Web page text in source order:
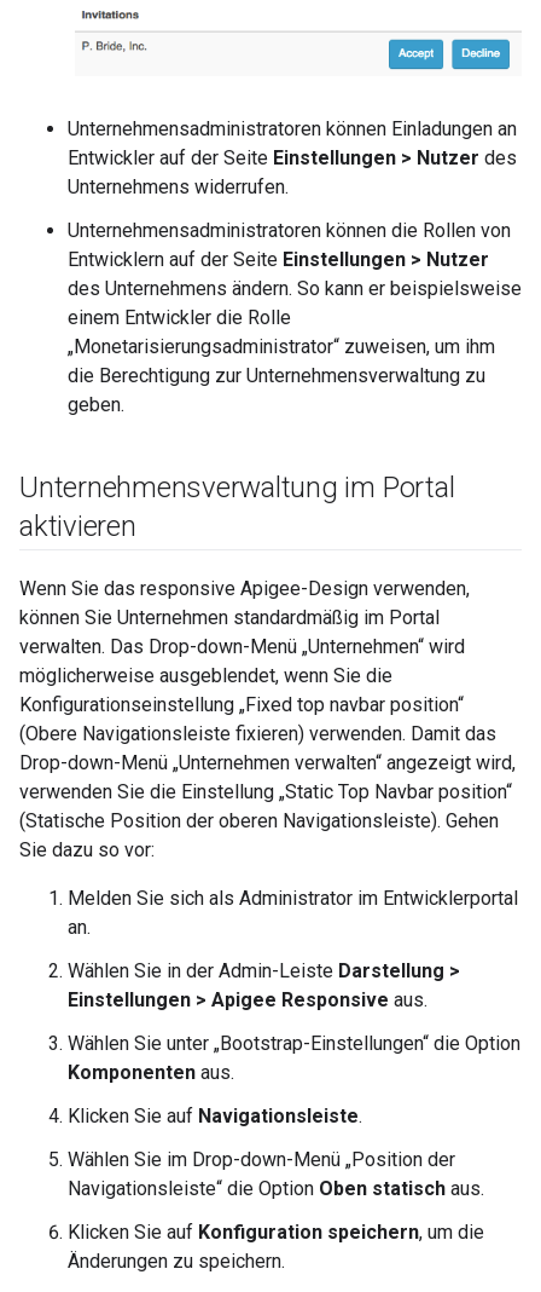
Unternehmensadministratoren können Einladungen an
Entwickler auf der Seite Einstellungen > Nutzer des
Unternehmens widerrufen.
Unternehmensadministratoren können die Rollen von
Entwicklern auf der Seite Einstellungen > Nutzer
des Unternehmens ändern. So kann er beispielsweise
einem Entwickler die Rolle
„Monetarisierungsadministrator“ zuweisen, um ihm
die Berechtigung zur Unternehmensverwaltung zu
geben.
Unternehmensverwaltung im Portal
aktivieren
Wenn Sie das responsive Apigee-Design verwenden,
können Sie Unternehmen standardmäßig im Portal
verwalten. Das Drop-down-Menü „Unternehmen“ wird
möglicherweise ausgeblendet, wenn Sie die
Konfigurationseinstellung „Fixed top navbar position“
(Obere Navigationsleiste fixieren) verwenden. Damit das
Drop-down-Menü „Unternehmen verwalten“ angezeigt wird,
verwenden Sie die Einstellung „Static Top Navbar position“
(Statische Position der oberen Navigationsleiste). Gehen
Sie dazu so vor:
Melden Sie sich als Administrator im Entwicklerportal
an.
Wählen Sie in der Admin-Leiste Darstellung >
Einstellungen > Apigee Responsive aus.
Wählen Sie unter „Bootstrap-Einstellungen“ die Option
Komponenten aus.
Klicken Sie auf Navigationsleiste.
Wählen Sie im Drop-down-Menü „Position der
Navigationsleiste“ die Option Oben statisch aus.
Klicken Sie auf Konfiguration speichern, um die
Änderungen zu speichern.